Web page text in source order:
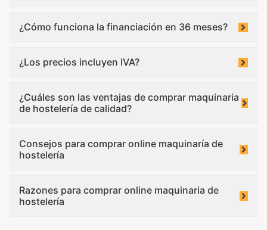
¿Cómo funciona la financiación en 36 meses?
¿Los precios incluyen IVA?
¿Cuáles son las ventajas de comprar maquinaria
de hostelería de calidad?
Consejos para comprar online maquinaría de
hostelería
Razones para comprar online maquinaria de
hostelería